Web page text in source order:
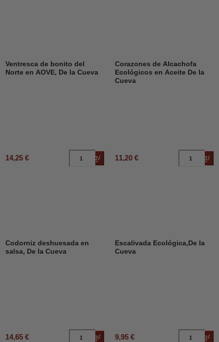
Ventresca de bonito del
Norte en AOVE, De la Cueva
14,25 € Añadir al carrito
Corazones de Alcachofa
Ecológicos en Aceite De la
Cueva
11,20 €
Codorniz deshuesada en
salsa, De la Cueva
14,65 € Añadir al carrito
Escalivada Ecológica,De la
Cueva
9,95 €